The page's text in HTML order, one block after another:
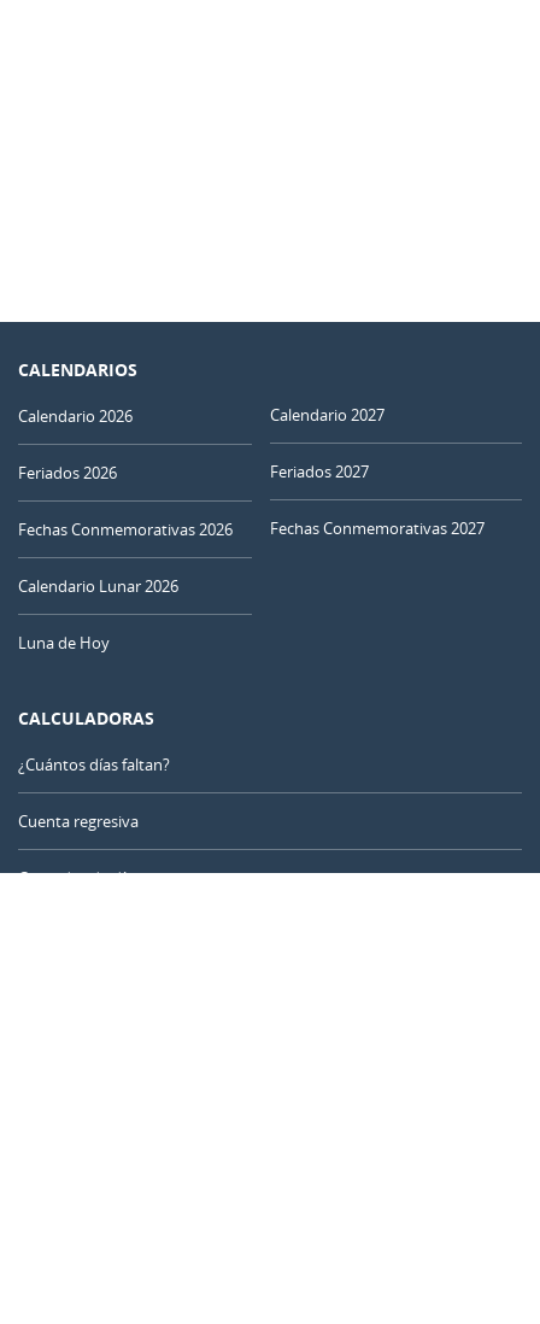
CALENDARIOS
Calendario 2026
Feriados 2026
Fechas Conmemorativas 2026
Calendario Lunar 2026
Luna de Hoy
Calendario 2027
Feriados 2027
Fechas Conmemorativas 2027
CALCULADORAS
¿Cuántos días faltan?
Cuenta regresiva
Contador de días